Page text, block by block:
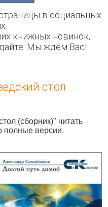
в социальных
книжных новинок,
Мы ждём Вас!
стол
(сборник)" читать
полные версии.